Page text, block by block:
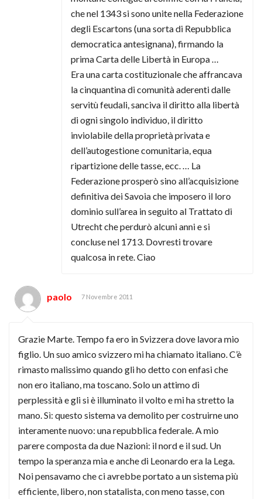
che nel 1343 si sono unite nella Federazione
degli Escartons (una sorta di Repubblica
democratica antesignana), firmando la
prima Carta delle Libertà in Europa …
Era una carta costituzionale che affrancava
la cinquantina di comunità aderenti dalle
servitù feudali, sanciva il diritto alla libertà
di ogni singolo individuo, il diritto
inviolabile della proprietà privata e
dell’autogestione comunitaria, equa
ripartizione delle tasse, ecc. … La
Federazione prosperò sino all’acquisizione
definitiva dei Savoia che imposero il loro
dominio sull’area in seguito al Trattato di
Utrecht che perdurò alcuni anni e si
concluse nel 1713. Dovresti trovare
qualcosa in rete. Ciao
paolo 7 Novembre 2011
Grazie Marte. Tempo fa ero in Svizzera dove lavora mio
figlio. Un suo amico svizzero mi ha chiamato italiano. C’è
rimasto malissimo quando gli ho detto con enfasi che
non ero italiano, ma toscano. Solo un attimo di
perplessità e gli si è illuminato il volto e mi ha stretto la
mano. Sì: questo sistema va demolito per costruirne uno
interamente nuovo: una repubblica federale. A mio
parere composta da due Nazioni: il nord e il sud. Un
tempo la speranza mia e anche di Leonardo era la Lega.
Noi pensavamo che ci avrebbe portato a un sistema più
efficiente, libero, non statalista, con meno tasse, con